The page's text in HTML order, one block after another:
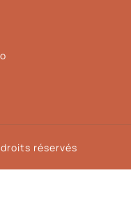
réservés